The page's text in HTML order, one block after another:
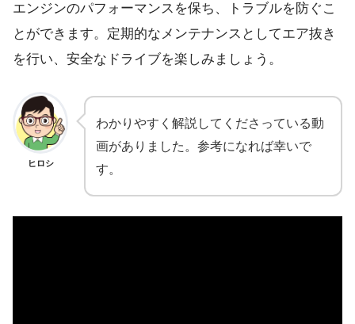
エンジンのパフォーマンスを保ち、トラブルを防ぐこ
とができます。定期的なメンテナンスとしてエア抜き
を行い、安全なドライブを楽しみましょう。
ヒロシ
わかりやすく解説してくださっている動
画がありました。参考になれば幸いで
す。